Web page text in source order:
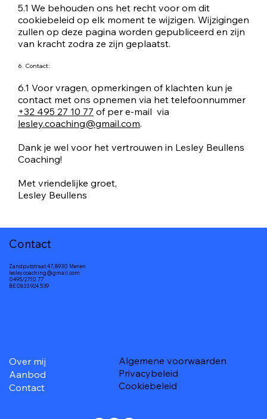
5.1 We behouden ons het recht voor om dit
cookiebeleid op elk moment te wijzigen. Wijzigingen
zullen op deze pagina worden gepubliceerd en zijn
van kracht zodra ze zijn geplaatst.
6. Contact:
6.1 Voor vragen, opmerkingen of klachten kun je
contact met ons opnemen via het telefoonnummer
+32 495 27 10 77 of per e-mail via
lesley.coaching@gmail.com.
Dank je wel voor het vertrouwen in Lesley Beullens
Coaching!
Met vriendelijke groet,
Lesley Beullens
Contact
Zandputstraat 47, 8930 Menen
lesley.coaching@gmail.com
0495/27.10.77
BE0833.924.539
Over mij
Aanbod
Contact
Cookiebeleid
Privacybeleid
Algemene voorwaarden